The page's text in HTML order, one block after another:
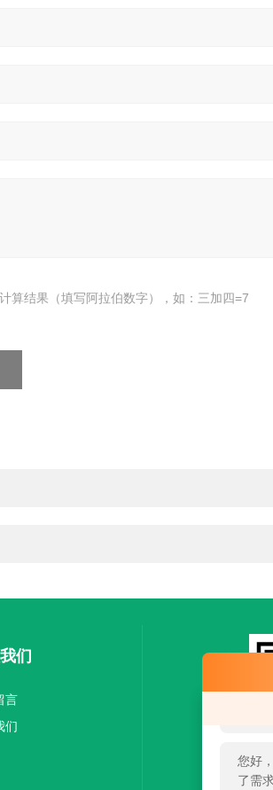
您好
服务
您好
了需
算结果（填写阿拉伯数字），如：三加四=7
们
言
们